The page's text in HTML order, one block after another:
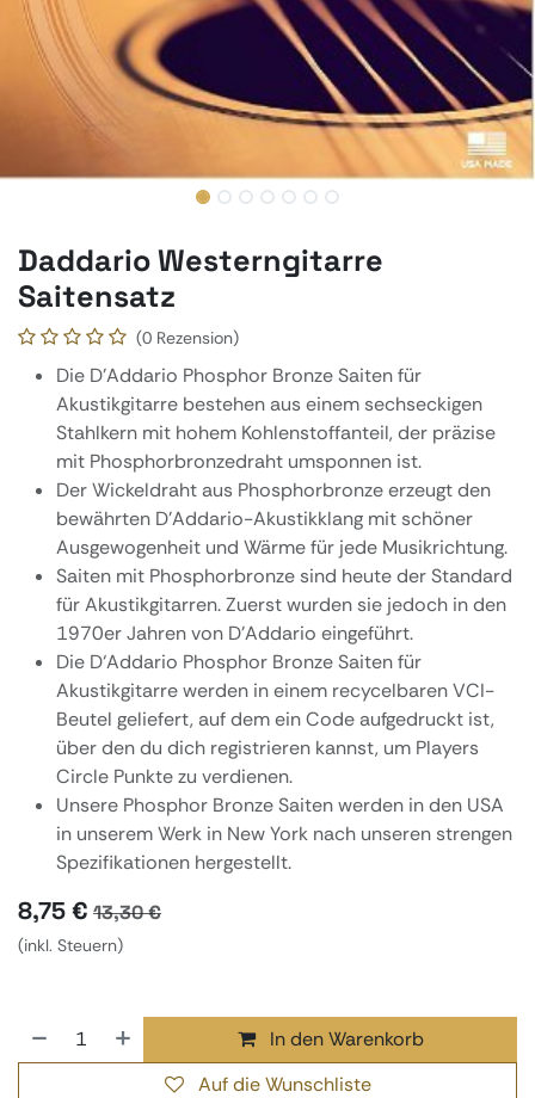
Daddario Westerngitarre
Saitensatz
(0 Rezension)
Die D'Addario Phosphor Bronze Saiten für
Akustikgitarre bestehen aus einem sechseckigen
Stahlkern mit hohem Kohlenstoffanteil, der präzise
mit Phosphorbronzedraht umsponnen ist.
Der Wickeldraht aus Phosphorbronze erzeugt den
bewährten D'Addario-Akustikklang mit schöner
Ausgewogenheit und Wärme für jede Musikrichtung.
Saiten mit Phosphorbronze sind heute der Standard
für Akustikgitarren. Zuerst wurden sie jedoch in den
1970er Jahren von D'Addario eingeführt.
Die D‘Addario Phosphor Bronze Saiten für
Akustikgitarre werden in einem recycelbaren VCI-
Beutel geliefert, auf dem ein Code aufgedruckt ist,
über den du dich registrieren kannst, um Players
Circle Punkte zu verdienen.
Unsere Phosphor Bronze Saiten werden in den USA
in unserem Werk in New York nach unseren strengen
Spezifikationen hergestellt.
8,75€ 13,30€
(inkl. Steuern)
In den Warenkorb
Auf die Wunschliste